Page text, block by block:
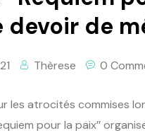
devoir de
Thèrese 0
les atrocités commises
pour la paix’’